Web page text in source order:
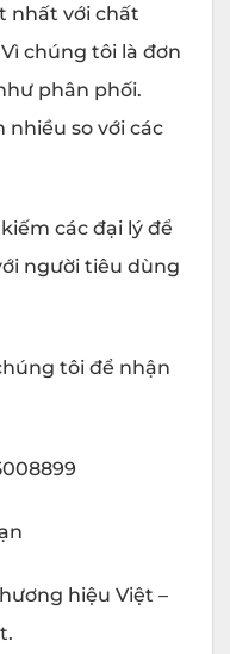
nhất với chất
chúng tôi là đơn
phân phối.
nhiều so với các
các đại lý để
người tiêu dùng
tôi để nhận
hiệu Việt –